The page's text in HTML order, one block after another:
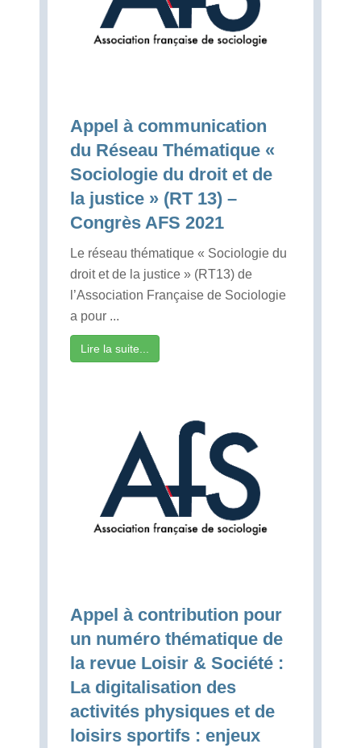
Appel à communication
du Réseau Thématique «
Sociologie du droit et de
la justice » (RT 13) –
Congrès AFS 2021
Le réseau thématique « Sociologie du
droit et de la justice » (RT13) de
l’Association Française de Sociologie
a pour ...
Lire la suite...
Appel à contribution pour
un numéro thématique de
la revue Loisir & Société :
La digitalisation des
activités physiques et de
loisirs sportifs : enjeux